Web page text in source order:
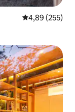
Note
4,89 (255)